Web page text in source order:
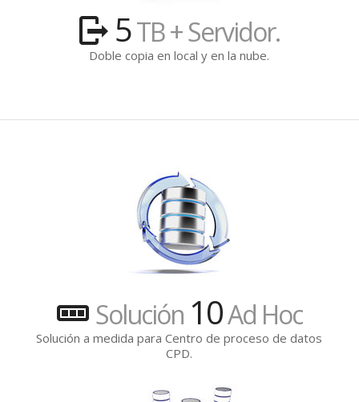
5TB + Servidor.
Doble copia en local y en la nube.
Optimizamos
tu centro de
proceso de
datos CPD.
Solución 10Ad Hoc
Solución a medida para Centro de proceso de datos
CPD.